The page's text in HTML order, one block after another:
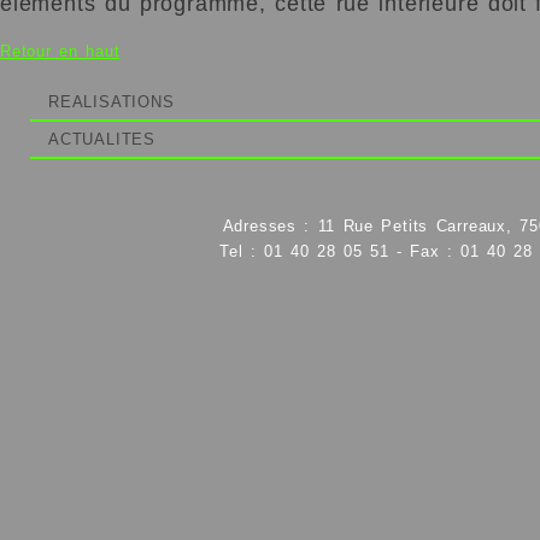
Retour en haut
REALISATIONS
ACTUALITES
Adresses : 11 Rue Petits Carreaux,
Tel : 01 40 28 05 51 - Fax : 01 40